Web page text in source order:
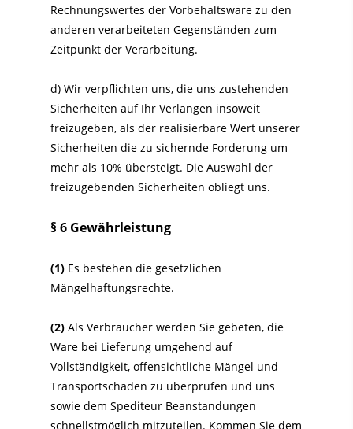
Rechnungswertes der Vorbehaltsware zu den
anderen verarbeiteten Gegenständen zum
Zeitpunkt der Verarbeitung.
d) Wir verpflichten uns, die uns zustehenden
Sicherheiten auf Ihr Verlangen insoweit
freizugeben, als der realisierbare Wert unserer
Sicherheiten die zu sichernde Forderung um
mehr als 10% übersteigt. Die Auswahl der
freizugebenden Sicherheiten obliegt uns.
§ 6 Gewährleistung
(1) Es bestehen die gesetzlichen
Mängelhaftungsrechte.
(2) Als Verbraucher werden Sie gebeten, die
Ware bei Lieferung umgehend auf
Vollständigkeit, offensichtliche Mängel und
Transportschäden zu überprüfen und uns
sowie dem Spediteur Beanstandungen
schnellstmöglich mitzuteilen. Kommen Sie dem